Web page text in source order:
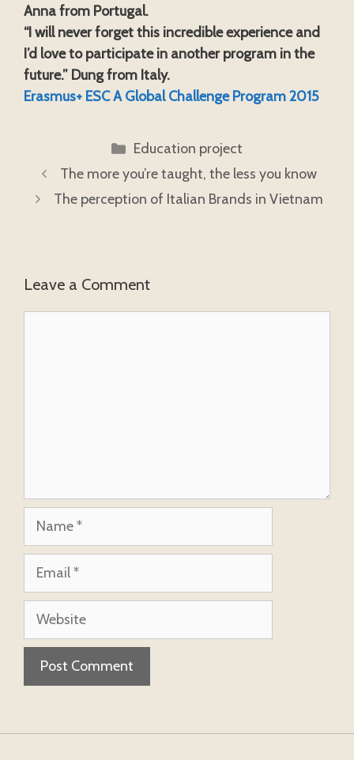
Anna from Portugal.
“I will never forget this incredible experience and
I’d love to participate in another program in the
future.” Dung from Italy.
Erasmus+ ESC A Global Challenge Program 2015
Categories
Education project
The more you’re taught, the less you know
The perception of Italian Brands in Vietnam
Leave a Comment
Name
Email
Website